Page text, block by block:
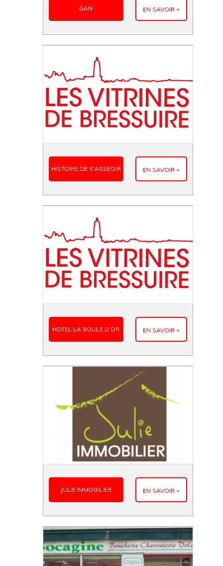
GAN EN SAVOIR +
HISTOIRE DE S'ASSEOIR EN SAVOIR +
HOTEL LA BOULE D OR EN SAVOIR +
JULIE IMMOBILIER EN SAVOIR +